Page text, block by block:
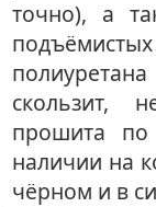
точно), а
скользит,
прошита
наличии на
чёрном и в